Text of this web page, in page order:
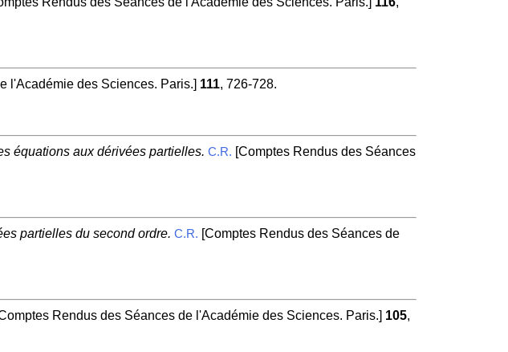
l'Académie des Sciences. Paris.] 111, 726-728.
équations aux dérivées partielles. C.R. [Comptes Rendus des Séances
partielles du second ordre. C.R. [Comptes Rendus des Séances de
Rendus des Séances de l'Académie des Sciences. Paris.] 105,